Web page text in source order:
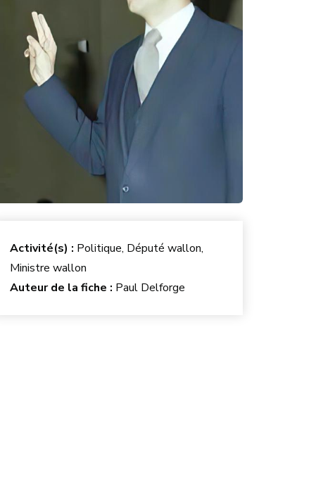
Activité(s) : Politique, Député wallon,
Ministre wallon
Auteur de la fiche : Paul Delforge